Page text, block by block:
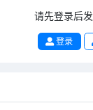
请先登录后发
登录